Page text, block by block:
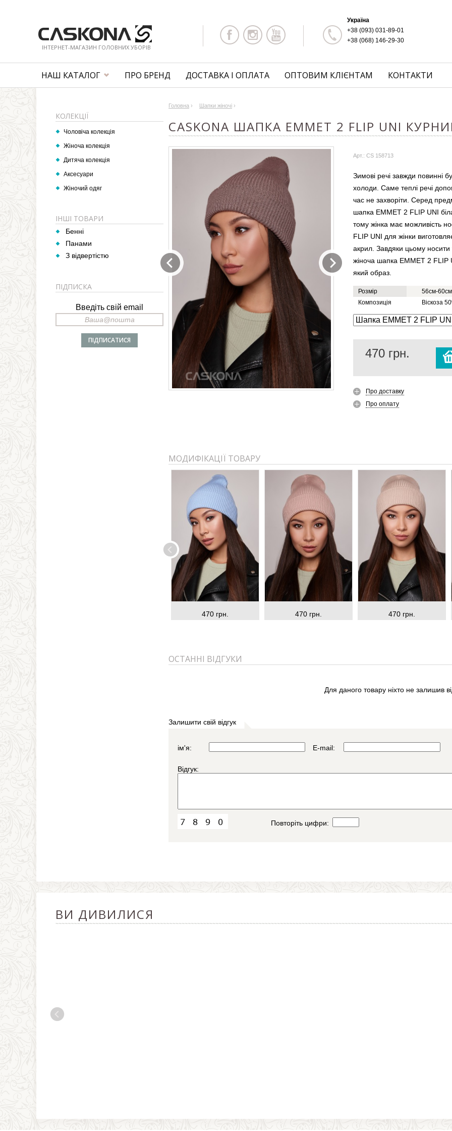
ІНТЕРНЕТ-МАГАЗИН ГОЛОВНИХ УБОРІВ
Україна
+38 (093) 031-89-01
+38 (068) 146-29-30
НАШ КАТАЛОГ ПРО БРЕНД ДОСТАВКА І ОПЛАТА ОПТОВИМ КЛІЄНТАМ КОНТАКТИ
Головна › Шапки жіночі ›
CASKONA ШАПКА EMMET 2 FLIP UNI
Арт.: CS 158713
Зимові речі завжди повинні
холоди. Саме теплі речі
час не захворіти. Серед
шапка EMMET 2 FLIP UNI
тому жінка має можливість
FLIP UNI для жінки
акрил. Завдяки цьому
жіноча шапка EMMET 2 FLIP
який образ.
Розмір
56см-60см
Композиція
Віскоза
470 грн.
Про доставку
Про оплату
МОДИФІКАЦІЇ ТОВАРУ
470 грн. 470 грн. 470 грн.
ОСТАННІ ВІДГУКИ
Для даного товару ніхто не залишив
Залишити свій відгук
ім'я: E-mail:
Відгук:
Повторіть цифри:
КОЛЕКЦІЇ
Чоловіча колекція
Жіноча колекція
Дитяча колекція
Аксесуари
Жіночий одяг
ІНШІ ТОВАРИ
Бенні
Панами
З відвертістю
ПІДПИСКА
Введіть свій email
ВИ ДИВИЛИСЯ